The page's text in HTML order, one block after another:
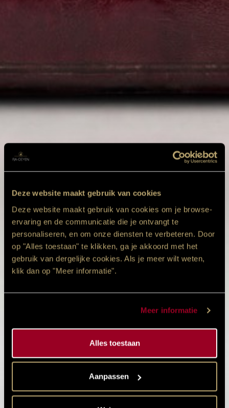
Deze website maakt gebruik van cookies
Deze website maakt gebruik van cookies om je browse-
ervaring en de communicatie die je ontvangt te
personaliseren, en om onze diensten te verbeteren. Door
op "Alles toestaan" te klikken, ga je akkoord met het
gebruik van dergelijke cookies. Als je meer wilt weten,
klik dan op "Meer informatie".
Meer informatie
Alles toestaan
Aanpassen